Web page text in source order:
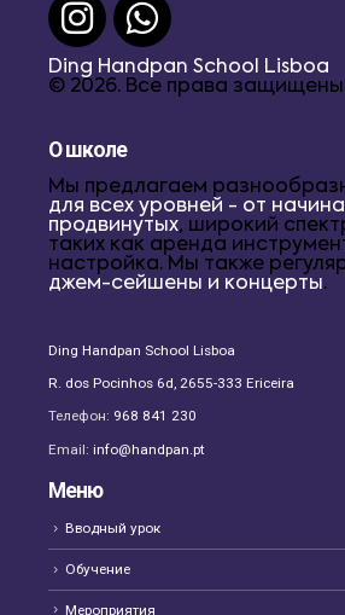
Ding Handpan School Lisboa
© 2026. Все права
О школе
Мы предлагаем
для всех уровней - от
продвинутых, широкий
таких как аренда
настройка. Мы также
джем-сейшены и концерты.
Ding Handpan School Lisboa
R. dos Pocinhos 6d, 2655-333 Ericeira
Телефон: 968 841 230
Email: info@handpan.pt
Меню
Вводный урок
Обучение
Мероприятия